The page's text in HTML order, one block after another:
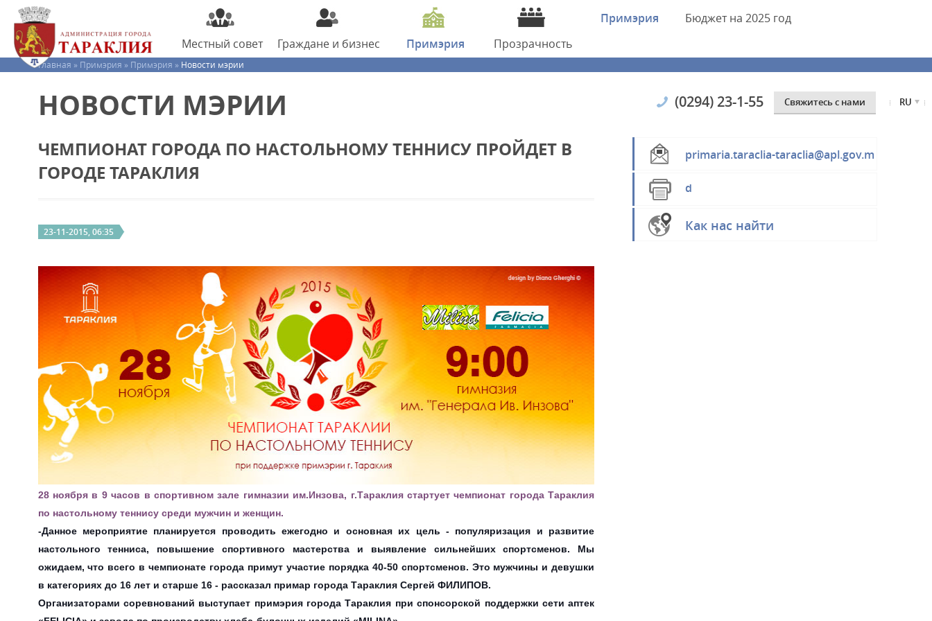
Местный совет Граждане и бизнес Примэрия Прозрачность
Примэрия Бюджетна 2025 год
(0294) 23-1-55 Cвяжитесь с нами RU
Главная » Примэрия » Примэрия » Новости мэрии
НОВОСТИ МЭРИИ
primaria.taraclia-taraclia@apl.gov.m
d
Как нас найти
ЧЕМПИОНАТ ГОРОДА ПО НАСТОЛЬНОМУ ТЕННИСУ ПРОЙДЕТ В
ГОРОДЕ ТАРАКЛИЯ
23-11-2015, 06:35
28 ноября в 9 часов в спортивном зале гимназии им.Инзова, г.Тараклия стартует чемпионат города Тараклия
по настольному теннису среди мужчин и женщин.
-Данное мероприятие планируется проводить ежегодно и основная их цель - популяризация и развитие
настольного тенниса, повышение спортивного мастерства и выявление сильнейших спортсменов. Мы
ожидаем, что всего в чемпионате города примут участие порядка 40-50 спортсменов. Это мужчины и девушки
в категориях до 16 лет и старше 16 - рассказал примар города Тараклия Сергей ФИЛИПОВ.
Организаторами соревнований выступает примэрия города Тараклия при спонсорской поддержки сети аптек